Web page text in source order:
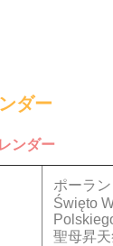
ダー
ンダー
ポーラ
Święto
聖母昇